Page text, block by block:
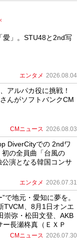
愛」。STU48と2nd写
エンタメ 2026.08.04
アルパカ役に挑戦！
んがソフトバンクCM
CMニュース 2026.08.03
DiverCityでの 2ndワ
の全員曲「台風の
演となる韓国コンサ
エンタメ 2026.07.31
で地元・愛知に夢を。
TVCM、8月1日オンエ
弥・松田文登、AKB
長瀬柊真（ＥＸＰ
CMニュース 2026.07.30